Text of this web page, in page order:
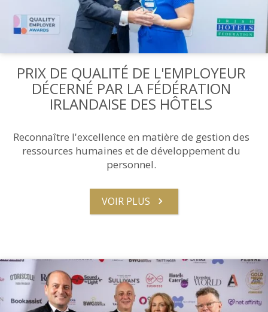
PRIX DE QUALITÉ DE L'EMPLOYEUR
DÉCERNÉ PAR LA FÉDÉRATION
IRLANDAISE DES HÔTELS
Reconnaître l'excellence en matière de gestion des
ressources humaines et de développement du
personnel.
VOIR PLUS